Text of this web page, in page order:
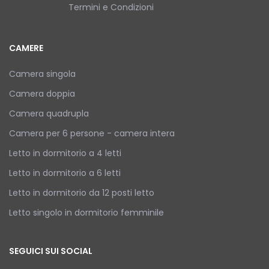
Termini e Condizioni
CAMERE
Camera singola
Camera doppia
Camera quadrupla
Camera per 6 persone - camera intera
Letto in dormitorio a 4 letti
Letto in dormitorio a 6 letti
Letto in dormitorio da 12 posti letto
Letto singolo in dormitorio femminile
SEGUICI SUI SOCIAL